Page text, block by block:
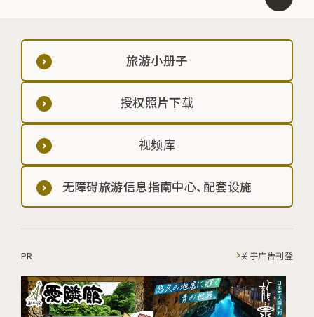
旅游小册子
授权照片下载
视频库
无障碍旅游信息指南中心、配套设施
PR 关于广告刊登